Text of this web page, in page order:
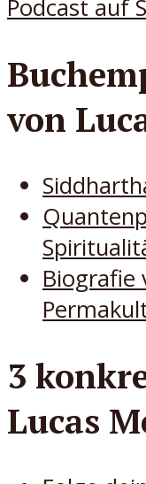
Podcast auf
von
Biografie
3
Lucas